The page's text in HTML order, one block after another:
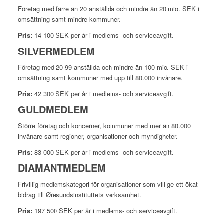
Företag med färre än 20 anställda och mindre än 20 mio. SEK i
omsätt­ning samt mindre kommuner.
Pris: 14 100 SEK per år i medlems- och serviceavgift.
SILVERMEDLEM
Företag med 20-99 anställda och mindre än 100 mio. SEK i
omsätt­ning samt kommuner med upp till 80.000 invånare.
Pris: 42 300 SEK per år i medlems- och serviceavgift.
GULDMEDLEM
Större företag och koncerner, kommuner med mer än 80.000
invånare samt regioner, organisationer och myndigheter.
Pris: 83 000 SEK per år i medlems- och serviceavgift.
DIAMANTMEDLEM
Frivillig medlemskategori för organisationer som vill ge ett ökat
bidrag till Øresundsinstituttets verksamhet.
Pris: 197 500 SEK per år i med­lems- och serviceavgift.